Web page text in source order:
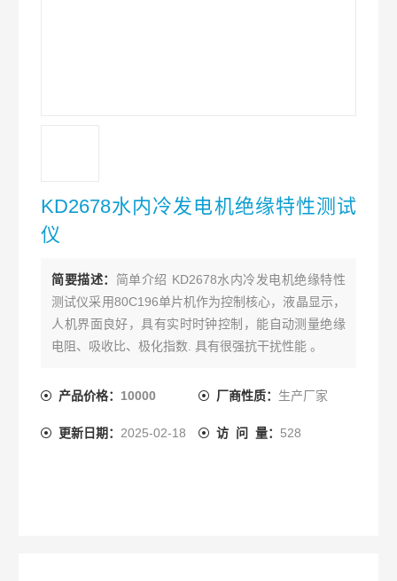
KD2678水内冷发电机绝缘特性测试
仪
简要描述： 简单介绍 KD2678水内冷发电机绝缘特性
测试仪采用80C196单片机作为控制核心，液晶显示，
人机界面良好，具有实时时钟控制，能自动测量绝缘
电阻、吸收比、极化指数. 具有很强抗干扰性能 。
产品价格： 10000 厂商性质： 生产厂家
更新日期： 2025-02-18 访 问 量： 528